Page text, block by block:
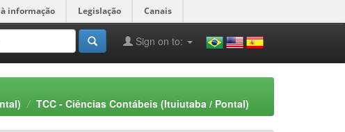
à informação Legislação Canais
Sign on to:
TCC - Ciências Contábeis (Ituiutaba / Pontal)